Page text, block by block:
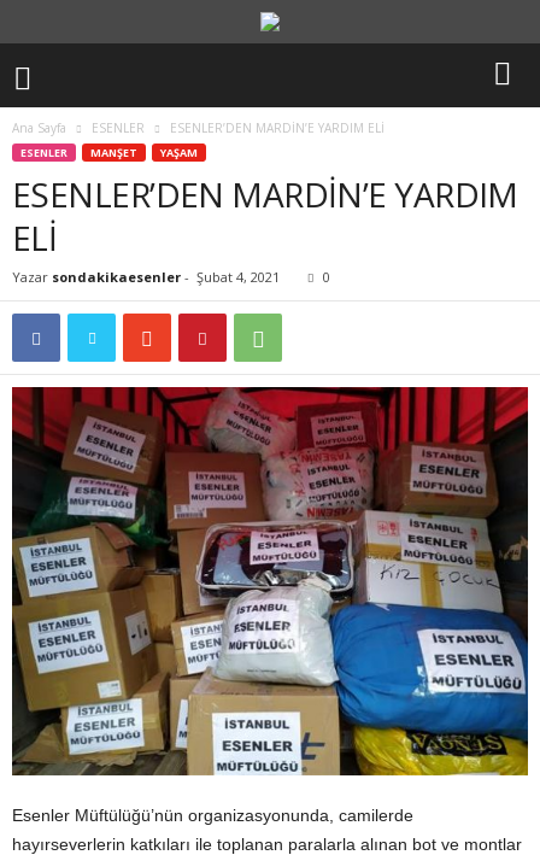
Ana Sayfa ESENLER ESENLER’DEN MARDİN’E YARDIM ELİ
ESENLER MANŞET YAŞAM
ESENLER’DEN MARDİN’E YARDIM
ELİ
Yazar sondakikaesenler - Şubat 4, 2021 0
Esenler Müftülüğü’nün organizasyonunda, camilerde
hayırseverlerin katkıları ile toplanan paralarla alınan bot ve montlar